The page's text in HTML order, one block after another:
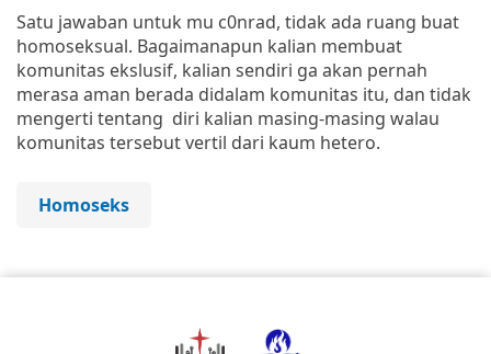
Satu jawaban untuk mu c0nrad, tidak ada ruang buat
homoseksual. Bagaimanapun kalian membuat
komunitas ekslusif, kalian sendiri ga akan pernah
merasa aman berada didalam komunitas itu, dan tidak
mengerti tentang diri kalian masing-masing walau
komunitas tersebut vertil dari kaum hetero.
Homoseks